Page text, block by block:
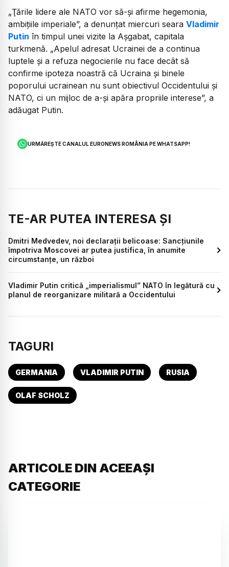
„Ţările lidere ale NATO vor să-şi afirme hegemonia,
ambiţiile imperiale”, a denunţat miercuri seara Vladimir
Putin în timpul unei vizite la Aşgabat, capitala
turkmenă. „Apelul adresat Ucrainei de a continua
luptele şi a refuza negocierile nu face decât să
confirme ipoteza noastră că Ucraina şi binele
poporului ucrainean nu sunt obiectivul Occidentului şi
NATO, ci un mijloc de a-şi apăra propriile interese”, a
adăugat Putin.
URMĂREȘTE CANALUL EURONEWS ROMÂNIA PE WHATSAPP!
TE-AR PUTEA INTERESA ȘI
Dmitri Medvedev, noi declarații belicoase: Sancţiunile
împotriva Moscovei ar putea justifica, în anumite
circumstanţe, un război
Vladimir Putin critică „imperialismul” NATO în legătură cu
planul de reorganizare militară a Occidentului
TAGURI
GERMANIA VLADIMIR PUTIN RUSIA
OLAF SCHOLZ
ARTICOLE DIN ACEEAȘI
CATEGORIE